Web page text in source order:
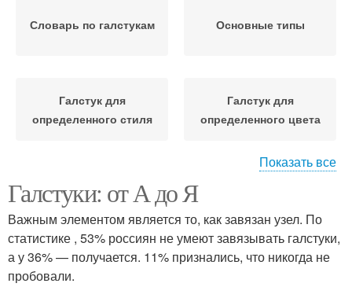
Словарь по галстукам Основные типы
Галстук для
определенного стиля
Галстук для
определенного цвета
определенного сезона
Показать все
Галстуки: от А до Я
Важным элементом является то, как завязан узел. По
статистике , 53% россиян не умеют завязывать галстуки,
а у 36% — получается. 11% признались, что никогда не
пробовали.